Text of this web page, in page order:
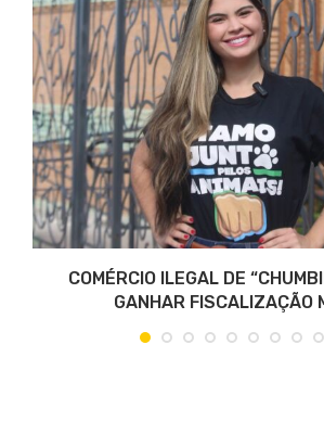
COMÉRCIO ILEGAL DE
GANHAR FISCALIZAÇÃO